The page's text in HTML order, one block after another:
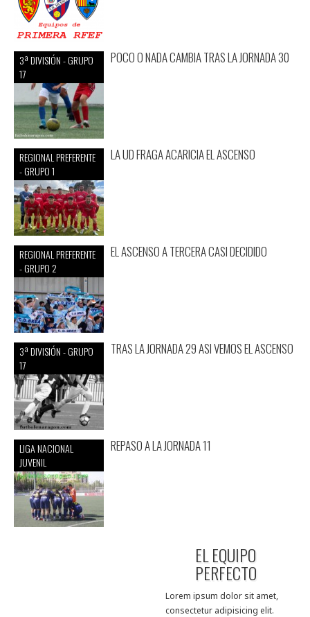
3ª DIVISIÓN - GRUPO
17
POCO O NADA CAMBIA TRAS LA JORNADA 30
REGIONAL PREFERENTE
- GRUPO 1
LA UD FRAGA ACARICIA EL ASCENSO
REGIONAL PREFERENTE
- GRUPO 2
EL ASCENSO A TERCERA CASI DECIDIDO
3ª DIVISIÓN - GRUPO
17
TRAS LA JORNADA 29 ASI VEMOS EL ASCENSO
LIGA NACIONAL
JUVENIL
REPASO A LA JORNADA 11
EL EQUIPO
PERFECTO
Lorem ipsum dolor sit amet,
consectetur adipisicing elit.